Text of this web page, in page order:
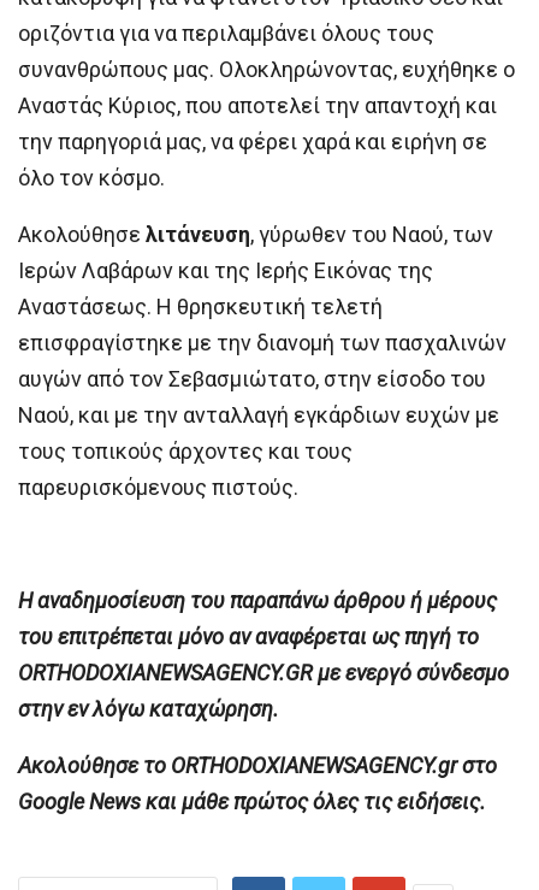
οριζόντια για να περιλαμβάνει όλους τους
συνανθρώπους μας. Ολοκληρώνοντας, ευχήθηκε ο
Αναστάς Κύριος, που αποτελεί την απαντοχή και
την παρηγοριά μας, να φέρει χαρά και ειρήνη σε
όλο τον κόσμο.
Ακολούθησε λιτάνευση, γύρωθεν του Ναού, των
Ιερών Λαβάρων και της Ιερής Εικόνας της
Αναστάσεως. Η θρησκευτική τελετή
επισφραγίστηκε με την διανομή των πασχαλινών
αυγών από τον Σεβασμιώτατο, στην είσοδο του
Ναού, και με την ανταλλαγή εγκάρδιων ευχών με
τους τοπικούς άρχοντες και τους
παρευρισκόμενους πιστούς.
H αναδημοσίευση του παραπάνω άρθρου ή μέρους
του επιτρέπεται μόνο αν αναφέρεται ως πηγή το
ORTHODOXIANEWSAGENCY.GR με ενεργό σύνδεσμο
στην εν λόγω καταχώρηση.
Ακολούθησε το ORTHODOXIANEWSAGENCY.gr στο
Google News και μάθε πρώτος όλες τις ειδήσεις.